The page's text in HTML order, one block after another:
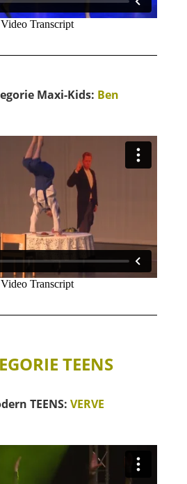
Maxi-Kids: Ben
TEENS
TEENS: VERVE